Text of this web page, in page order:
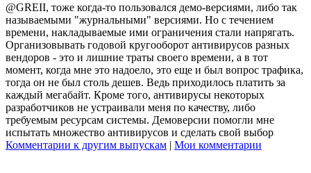
@GREII, тоже когда-то пользовался демо-версиями, либо так
называемыми "журнальными" версиями. Но с течением
времени, накладываемые ими ограничения стали напрягать.
Организовывать годовой кругооборот антивирусов разных
вендоров - это и лишние траты своего времени, а в тот
момент, когда мне это надоело, это еще и был вопрос трафика,
тогда он не был столь дешев. Ведь приходилось платить за
каждый мегабайт. Кроме того, антивирусы некоторых
разработчиков не устраивали меня по качеству, либо
требуемым ресурсам системы. Демоверсии помогли мне
испытать множество антивирусов и сделать свой выбор
Комментарии к другим выпускам | Мои комментарии